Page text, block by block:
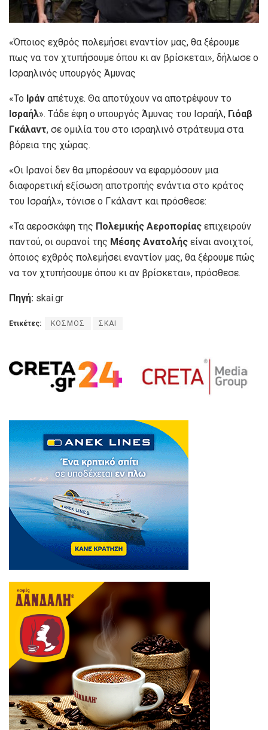
«Όποιος εχθρός πολεμήσει εναντίον μας, θα ξέρουμε
πως να τον χτυπήσουμε όπου κι αν βρίσκεται», δήλωσε ο
Ισραηλινός υπουργός Άμυνας
«Το Ιράν απέτυχε. Θα αποτύχουν να αποτρέψουν το
Ισραήλ». Τάδε έφη ο υπουργός Άμυνας του Ισραήλ, Γιόαβ
Γκάλαντ, σε ομιλία του στο ισραηλινό στράτευμα στα
βόρεια της χώρας.
«Οι Ιρανοί δεν θα μπορέσουν να εφαρμόσουν μια
διαφορετική εξίσωση αποτροπής ενάντια στο κράτος
του Ισραήλ», τόνισε ο Γκάλαντ και πρόσθεσε:
«Τα αεροσκάφη της Πολεμικής Αεροπορίας επιχειρούν
παντού, οι ουρανοί της Μέσης Ανατολής είναι ανοιχτοί,
όποιος εχθρός πολεμήσει εναντίον μας, θα ξέρουμε πώς
να τον χτυπήσουμε όπου κι αν βρίσκεται», πρόσθεσε.
Πηγή: skai.gr
Ετικέτες: ΚΟΣΜΟΣ ΣΚΑΙ